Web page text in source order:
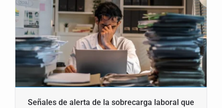
Señales de alerta de la sobrecarga laboral que